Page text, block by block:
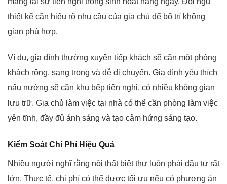
thiết kế cần hiểu rõ nhu cầu của gia chủ để bố trí không
gian phù hợp.
Ví dụ, gia đình thường xuyên tiếp khách sẽ cần một phòng
khách rộng, sang trọng và dễ di chuyển. Gia đình yêu thích
nấu nướng sẽ cần khu bếp tiện nghi, có nhiều không gian
lưu trữ. Gia chủ làm việc tại nhà có thể cần phòng làm việc
yên tĩnh, đầy đủ ánh sáng và tạo cảm hứng sáng tạo.
Kiểm Soát Chi Phí Hiệu Quả
Nhiều người nghĩ rằng nội thất biệt thự luôn phải đầu tư rất
lớn. Thực tế, chi phí có thể được tối ưu nếu có phương án